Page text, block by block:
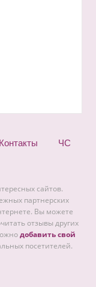
Контакты ЧС
сайтов.
партнерских
Вы можете
отзывы других
добавить свой
посетителей.